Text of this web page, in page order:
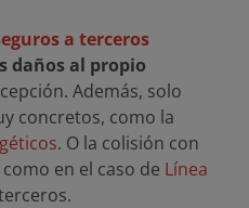
a terceros
daños al propio
Además, solo
concretos, como la
. O la colisión con
en el caso de Línea